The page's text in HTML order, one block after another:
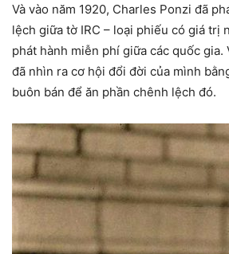
Và vào năm 1920, Charles Ponzi đã
lệch giữa tờ IRC – loại phiếu có giá trị
phát hành miễn phí giữa các quốc gia.
đã nhìn ra cơ hội đổi đời của mình
buôn bán để ăn phần chênh lệch đó.